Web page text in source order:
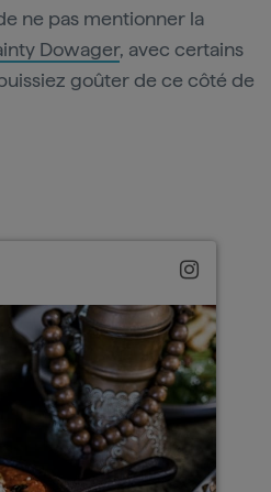
ne pas mentionner la
Dowager, avec certains
goûter de ce côté de